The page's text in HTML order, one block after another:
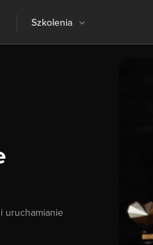
Szkolenia
uruchamianie